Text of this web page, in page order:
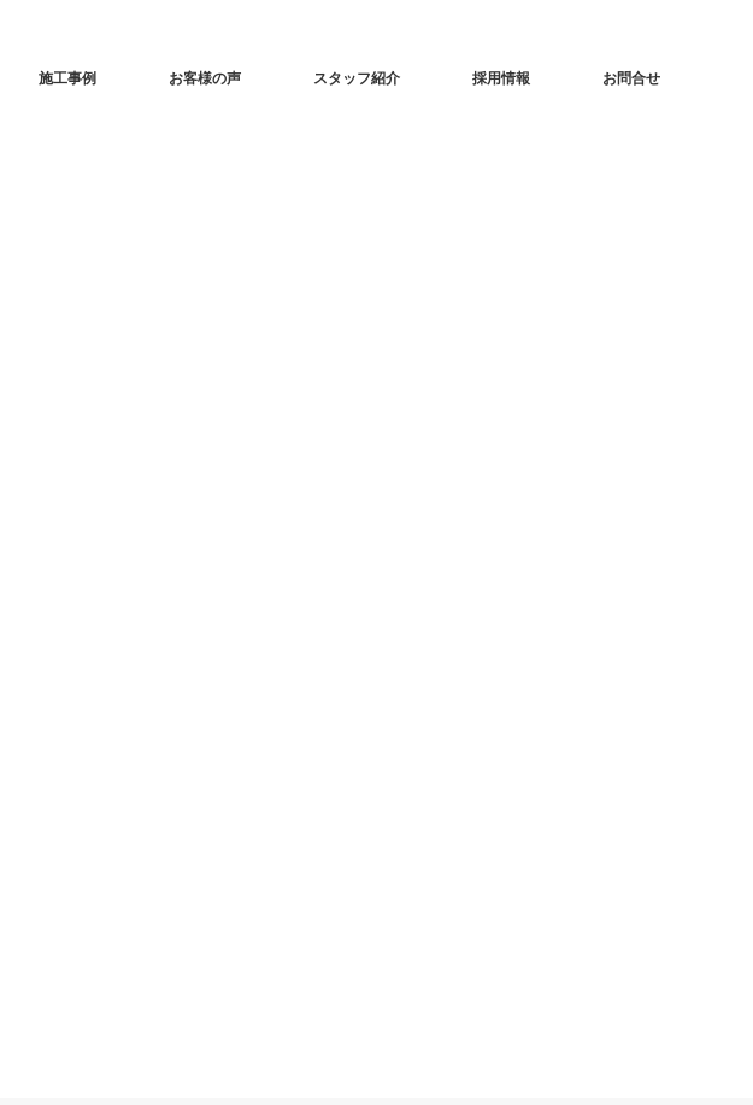
施工事例 お客様の声 スタッフ紹介 採用情報 お問合せ